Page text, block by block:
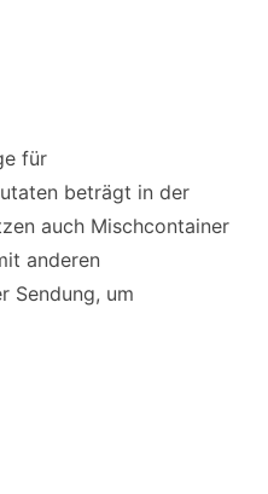
für
beträgt in der
auch Mischcontainer
anderen
Sendung, um